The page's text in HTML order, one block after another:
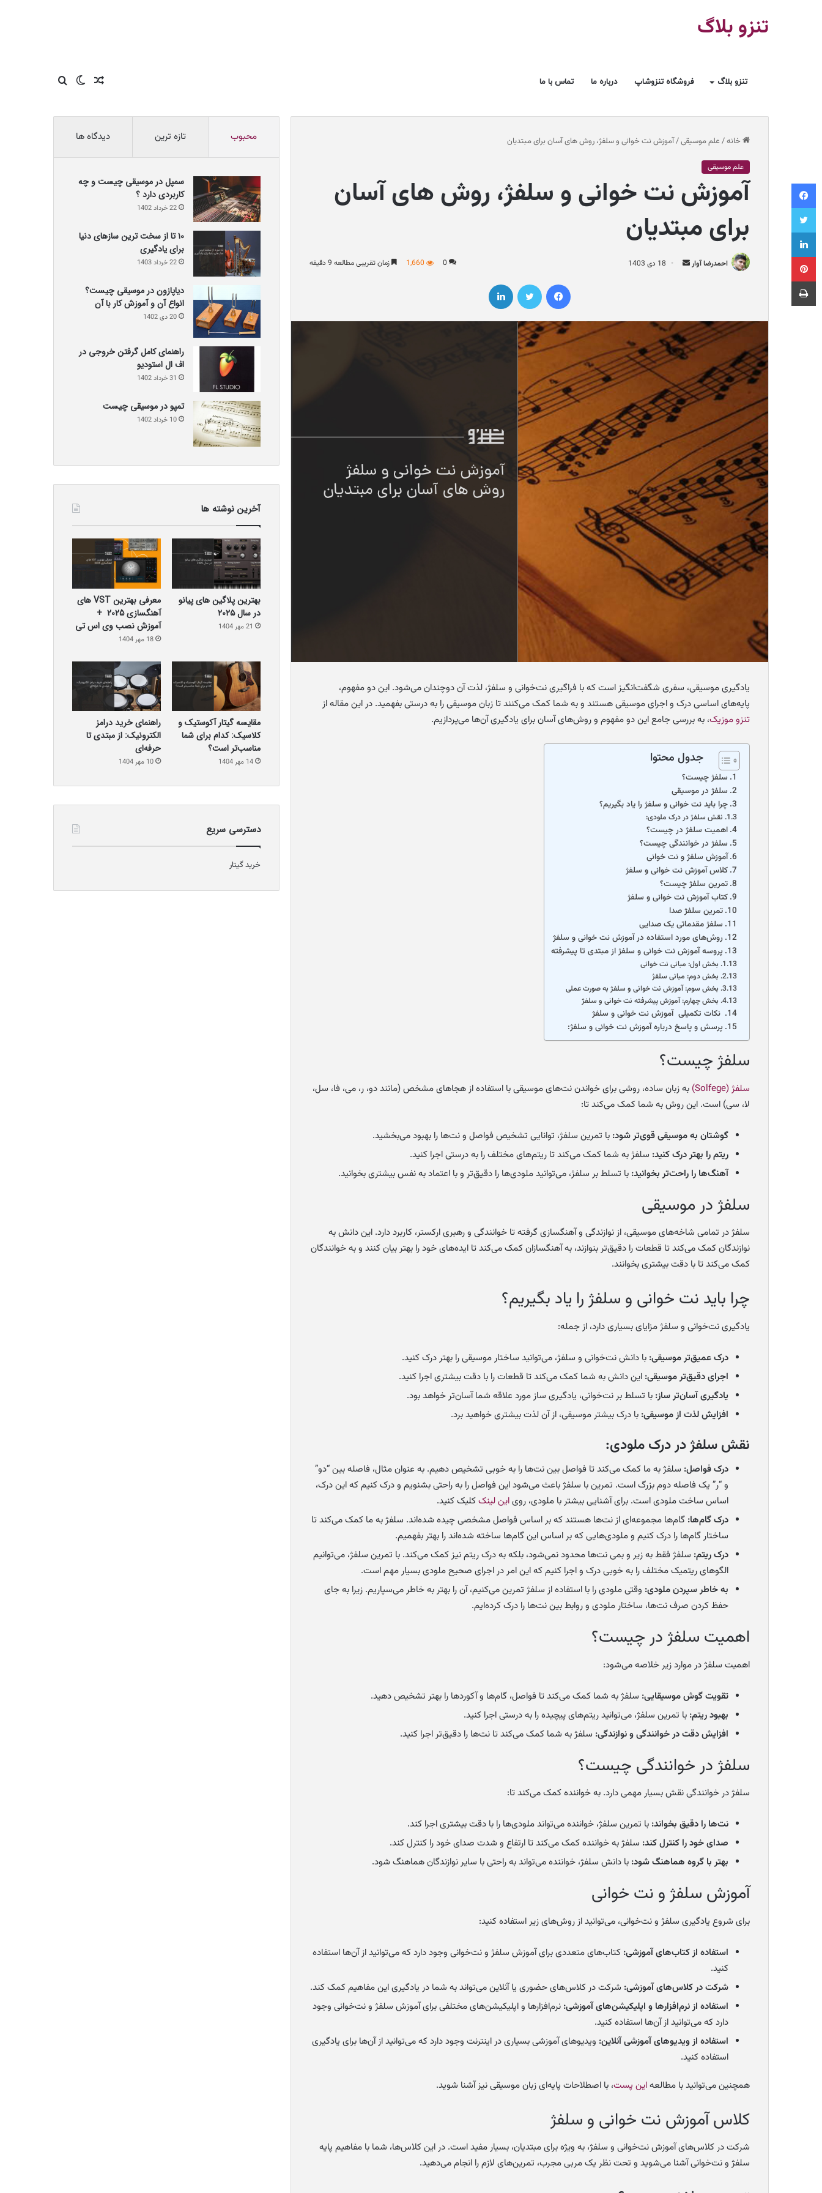
تنزو بلاگ
تنزو بلاگ فروشگاه تنزوشاپ درباره ما تماس با ما تغییر نوشته
تصادفی خانه/ علم موسیقی/آموزش نت خوانی و سلفژ، روش های آسان برای مبتدیان
علم موسیقی
آموزش نت خوانی و سلفژ، روش های آسان
برای مبتدیان
احمدرضا آوار
ل
ب
ه
ی
م
ی
18 دی 1403 0
1,660 زمان تقریبی مطالعه 9 دقیقه
یادگیری موسیقی، سفری شگفت‌انگیز است که با فراگیری نت‌خوانی و سلفژ، لذت آن دوچندان می‌شود. این دو مفهوم،
پایه‌های اساسی درک و اجرای موسیقی هستند و به شما کمک می‌کنند تا زبان موسیقی را به درستی بفهمید. در این مقاله از
تنزو موزیک، به بررسی جامع این دو مفهوم و روش‌های آسان برای یادگیری آن‌ها می‌پردازیم.
جدول محتوا
سلفژ چیست؟
سلفژ در موسیقی
چرا باید نت خوانی و سلفژ را یاد بگیریم؟
نقش سلفژ در درک ملودی:
اهمیت سلفژ در چیست؟
سلفژ در خوانندگی چیست؟
آموزش سلفژ و نت خوانی
کلاس آموزش نت خوانی و سلفژ
تمرین سلفژ چیست؟
کتاب آموزش نت خوانی و سلفژ
تمرین سلفژ صدا
سلفژ مقدماتی یک صدایی
روش‌های مورد استفاده در آموزش نت خوانی و سلفژ
پروسه آموزش نت خوانی و سلفژ از مبتدی تا پیشرفته
بخش اول: مبانی نت خوانی
بخش دوم: مبانی سلفژ
بخش سوم: آموزش نت خوانی و سلفژ به صورت عملی
بخش چهارم: آموزش پیشرفته نت خوانی و سلفژ
نکات تکمیلی آموزش نت خوانی و سلفژ
پرسش و پاسخ درباره آموزش نت خوانی و سلفژ:
سلفژ چیست؟
سلفژ (Solfege)
به زبان ساده، روشی برای خواندن نت‌های موسیقی با استفاده از هجاهای مشخص (مانند دو، ر، می، فا، سل،
لا، سی) است. این روش به شما کمک می‌کند تا:
گوشتان به موسیقی قوی‌تر شود: با تمرین سلفژ، توانایی تشخیص فواصل و نت‌ها را بهبود می‌بخشید.
ریتم را بهتر درک کنید: سلفژ به شما کمک می‌کند تا ریتم‌های مختلف را به درستی اجرا کنید.
آهنگ‌ها را راحت‌تر بخوانید: با تسلط بر سلفژ، می‌توانید ملودی‌ها را دقیق‌تر و با اعتماد به نفس بیشتری بخوانید.
سلفژ در موسیقی
سلفژ در تمامی شاخه‌های موسیقی، از نوازندگی و آهنگسازی گرفته تا خوانندگی و رهبری ارکستر، کاربرد دارد. این دانش به
نوازندگان کمک می‌کند تا قطعات را دقیق‌تر بنوازند، به آهنگسازان کمک می‌کند تا ایده‌های خود را بهتر بیان کنند و به خوانندگان
کمک می‌کند تا با دقت بیشتری بخوانند.
چرا باید نت خوانی و سلفژ را یاد بگیریم؟
یادگیری نت‌خوانی و سلفژ مزایای بسیاری دارد، از جمله:
درک عمیق‌تر موسیقی: با دانش نت‌خوانی و سلفژ، می‌توانید ساختار موسیقی را بهتر درک کنید.
اجرای دقیق‌تر موسیقی: این دانش به شما کمک می‌کند تا قطعات را با دقت بیشتری اجرا کنید.
یادگیری آسان‌تر ساز: با تسلط بر نت‌خوانی، یادگیری ساز مورد علاقه شما آسان‌تر خواهد بود.
افزایش لذت از موسیقی: با درک بیشتر موسیقی، از آن لذت بیشتری خواهید برد.
نقش سلفژ در درک ملودی:
درک فواصل: سلفژ به ما کمک می‌کند تا فواصل بین نت‌ها را به خوبی تشخیص دهیم. به عنوان مثال، فاصله بین “دو”
و “ر” یک فاصله دوم بزرگ است. تمرین با سلفژ باعث می‌شود این فواصل را به راحتی بشنویم و درک کنیم که این درک،
اساس ساخت ملودی است. برای آشنایی بیشتر با ملودی، رویاین لینککلیک کنید.
درک گام‌ها: گام‌ها مجموعه‌ای از نت‌ها هستند که بر اساس فواصل مشخصی چیده شده‌اند. سلفژ به ما کمک می‌کند تا
ساختار گام‌ها را درک کنیم و ملودی‌هایی که بر اساس این گام‌ها ساخته شده‌اند را بهتر بفهمیم.
درک ریتم: سلفژ فقط به زیر و بمی نت‌ها محدود نمی‌شود، بلکه به درک ریتم نیز کمک می‌کند. با تمرین سلفژ، می‌توانیم
الگوهای ریتمیک مختلف را به خوبی درک و اجرا کنیم که این امر در اجرای صحیح ملودی بسیار مهم است.
به خاطر سپردن ملودی: وقتی ملودی را با استفاده از سلفژ تمرین می‌کنیم، آن را بهتر به خاطر می‌سپاریم. زیرا به جای
حفظ کردن صرف نت‌ها، ساختار ملودی و روابط بین نت‌ها را درک کرده‌ایم.
اهمیت سلفژ در چیست؟
اهمیت سلفژ در موارد زیر خلاصه می‌شود:
تقویت گوش موسیقایی: سلفژ به شما کمک می‌کند تا فواصل، گام‌ها و آکوردها را بهتر تشخیص دهید.
بهبود ریتم: با تمرین سلفژ، می‌توانید ریتم‌های پیچیده را به درستی اجرا کنید.
افزایش دقت در خوانندگی و نوازندگی: سلفژ به شما کمک می‌کند تا نت‌ها را دقیق‌تر اجرا کنید.
سلفژ در خوانندگی چیست؟
سلفژ در خوانندگی نقش بسیار مهمی دارد. به خواننده کمک می‌کند تا:
نت‌ها را دقیق بخواند: با تمرین سلفژ، خواننده می‌تواند ملودی‌ها را با دقت بیشتری اجرا کند.
صدای خود را کنترل کند: سلفژ به خواننده کمک می‌کند تا ارتفاع و شدت صدای خود را کنترل کند.
بهتر با گروه هماهنگ شود: با دانش سلفژ، خواننده می‌تواند به راحتی با سایر نوازندگان هماهنگ شود.
آموزش سلفژ و نت خوانی
برای شروع یادگیری سلفژ و نت‌خوانی، می‌توانید از روش‌های زیر استفاده کنید:
استفاده از کتاب‌های آموزشی: کتاب‌های متعددی برای آموزش سلفژ و نت‌خوانی وجود دارد که می‌توانید از آن‌ها استفاده
کنید.
شرکت در کلاس‌های آموزشی: شرکت در کلاس‌های حضوری یا آنلاین می‌تواند به شما در یادگیری این مفاهیم کمک کند.
استفاده از نرم‌افزارها و اپلیکیشن‌های آموزشی: نرم‌افزارها و اپلیکیشن‌های مختلفی برای آموزش سلفژ و نت‌خوانی وجود
دارد که می‌توانید از آن‌ها استفاده کنید.
استفاده از ویدیوهای آموزشی آنلاین: ویدیوهای آموزشی بسیاری در اینترنت وجود دارد که می‌توانید از آن‌ها برای یادگیری
استفاده کنید.
همچنین می‌توانید با مطالعهاین پست، با اصطلاحات پایه‌ای زبان موسیقی نیز آشنا شوید.
کلاس آموزش نت خوانی و سلفژ
شرکت در کلاس‌های آموزش نت‌خوانی و سلفژ، به ویژه برای مبتدیان، بسیار مفید است. در این کلاس‌ها، شما با مفاهیم پایه
سلفژ و نت‌خوانی آشنا می‌شوید و تحت نظر یک مربی مجرب، تمرین‌های لازم را انجام می‌دهید.
محبوب تازه ترین دیدگاه ها
سمپل در موسیقی چیست و چه
کاربردی دارد ؟
22 خرداد 1402
۱۰ تا از سخت ترین سازهای دنیا
برای یادگیری
22 خرداد 1403
دیاپازون در موسیقی چیست؟
انواع آن و آموزش کار با آن
20 دی 1402
راهنمای کامل گرفتن خروجی در
اف ال استودیو
31 خرداد 1402
تمپو در موسیقی چیست
10 خرداد 1402
آخرین نوشته ها
بهترین پلاگین‌ های پیانو
در سال ۲۰۲۵
21 مهر 1404
معرفی بهترین VST های
آهنگسازی 2025 +
آموزش نصب وی اس تی
18 مهر 1404
مقایسه گیتار آکوستیک و
کلاسیک: کدام برای شما
مناسب‌تر است؟
14 مهر 1404
راهنمای خرید درامز
الکترونیک: از مبتدی تا
حرفه‌ای
10 مهر 1404
دسترسی سریع
خرید گیتار